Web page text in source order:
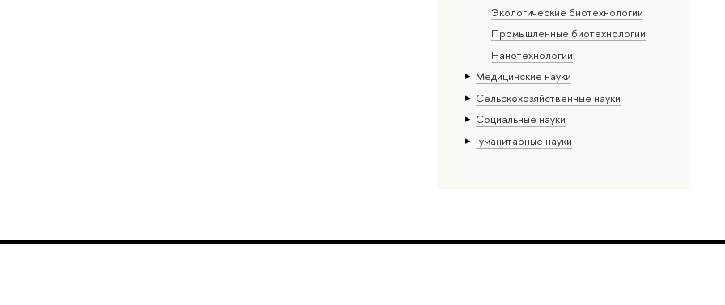
Экологические биотехнологии
Промышленные биотехнологии
Нанотехнологии
Медицинские науки
Сельскохозяйственные науки
Социальные науки
Гуманитарные науки